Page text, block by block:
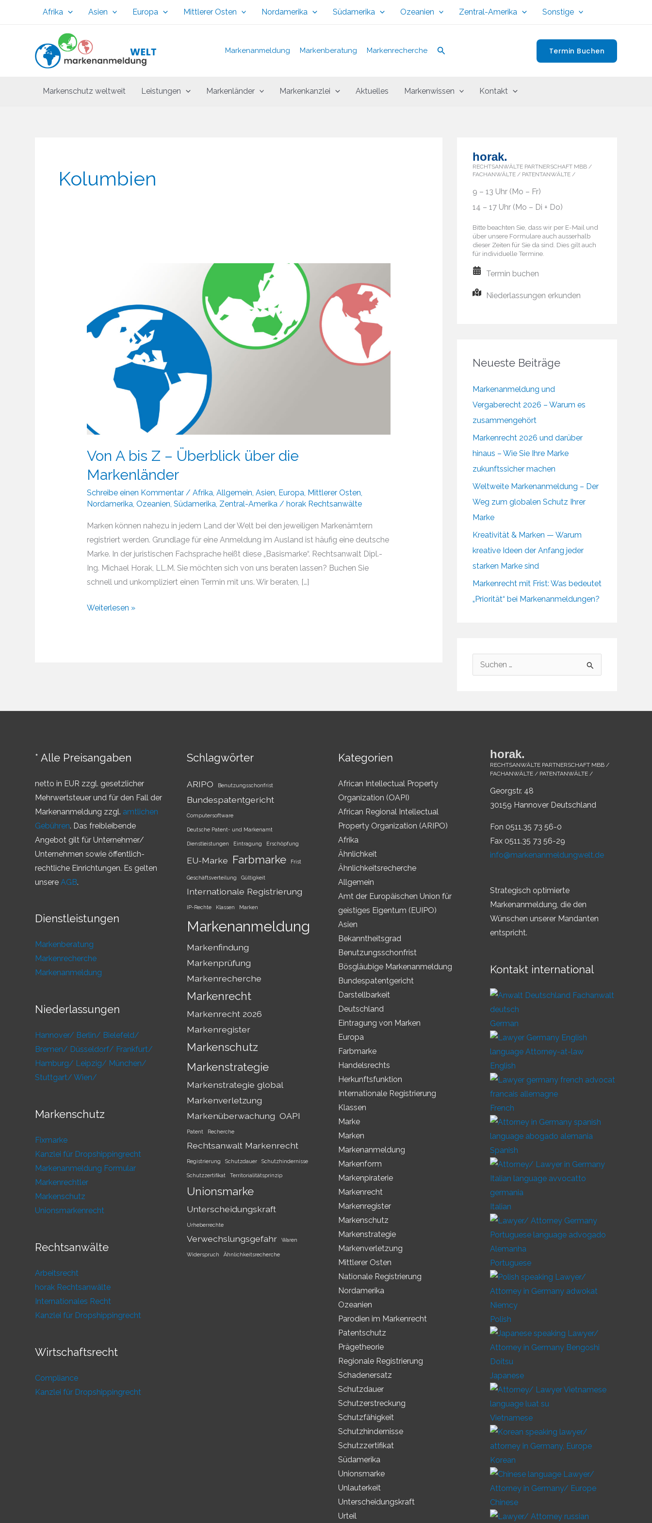
Afrika Asien Europa Mittlerer Osten Nordamerika Südamerika Ozeanien Zentral-Amerika Sonstige
Markenanmeldung Markenberatung Markenrecherche Suchen Termin Buchen
Markenschutz weltweit Leistungen Markenländer Markenkanzlei Aktuelles Markenwissen Kontakt
Kolumbien
Von A bis Z – Überblick über die
Markenländer
Schreibe einen Kommentar / Afrika, Allgemein, Asien, Europa, Mittlerer Osten,
Nordamerika, Ozeanien, Südamerika, Zentral-Amerika/ horak Rechtsanwälte
Marken können nahezu in jedem Land der Welt bei den jeweiligen Markenämtern
registriert werden. Grundlage für eine Anmeldung im Ausland ist häufig eine deutsche
Marke. In der juristischen Fachsprache heißt diese „Basismarke“. Rechtsanwalt Dipl.-
Ing. Michael Horak, LL.M. Sie möchten sich von uns beraten lassen? Buchen Sie
schnell und unkompliziert einen Termin mit uns. Wir beraten, […]
Von
Weiterlesen »
horak.
RECHTSANWÄLTE PARTNERSCHAFT MBB /
FACHANWÄLTE / PATENTANWÄLTE /
9 – 13 Uhr (Mo – Fr)
14 – 17 Uhr (Mo – Di + Do)
Bitte beachten Sie, dass wir per E-Mail und
über unsere Formulare auch ausserhalb
dieser Zeiten für Sie da sind. Dies gilt auch
für individuelle Termine.
Termin buchen
Niederlassungen erkunden
Neueste Beiträge
Markenanmeldung und
Vergaberecht 2026 – Warum es
zusammengehört
Markenrecht 2026 und darüber
hinaus – Wie Sie Ihre Marke
zukunftssicher machen
Weltweite Markenanmeldung – Der
Weg zum globalen Schutz Ihrer
Marke
Kreativität & Marken — Warum
kreative Ideen der Anfang jeder
starken Marke sind
Markenrecht mit Frist: Was bedeutet
„Priorität“ bei Markenanmeldungen?
u
* Alle Preisangaben
netto in EUR zzgl. gesetzlicher
Mehrwertsteuer und für den Fall der
Markenanmeldung zzgl. amtlichen
Gebühren. Das freibleibende
Angebot gilt für Unternehmer/
Unternehmen sowie öffentlich-
rechtliche Einrichtungen. Es gelten
unsere AGB.
Dienstleistungen
Markenberatung
Markenrecherche
Markenanmeldung
Niederlassungen
Hannover/ Berlin/ Bielefeld/
Bremen/ Düsseldorf/ Frankfurt/
Hamburg/ Leipzig/ München/
Stuttgart/ Wien/
Markenschutz
Fixmarke
Kanzlei für Dropshippingrecht
Markenanmeldung Formular
Markenrechtler
Markenschutz
Unionsmarkenrecht
Rechtsanwälte
Arbeitsrecht
horak Rechtsanwälte
Internationales Recht
Kanzlei für Dropshippingrecht
Wirtschaftsrecht
Compliance
Kanzlei für Dropshippingrecht
Schlagwörter
ARIPO Benutzungsschonfrist
Bundespatentgericht
Computersoftware
Deutsche Patent- und Markenamt
Dienstleistungen Eintragung Erschöpfung
EU-Marke Farbmarke Frist
Geschäftsverteilung Gültigkeit
Internationale Registrierung
IP-Rechte Klassen Marken
Markenanmeldung
Markenfindung
Markenprüfung
Markenrecherche
Markenrecht
Markenrecht 2026
Markenregister
Markenschutz
Markenstrategie
Markenstrategie global
Markenverletzung
Markenüberwachung OAPI
Patent Recherche
Rechtsanwalt Markenrecht
Registrierung Schutzdauer Schutzhindernisse
Schutzzertifikat Territorialitätsprinzip
Unionsmarke
Unterscheidungskraft
Urheberrechte
Verwechslungsgefahr Waren
Widerspruch Ähnlichkeitsrecherche
Kategorien
African Intellectual Property
Organization (OAPI)
African Regional Intellectual
Property Organization (ARIPO)
Afrika
Ähnlichkeit
Ähnlichkeitsrecherche
Allgemein
Amt der Europäischen Union für
geistiges Eigentum (EUIPO)
Asien
Bekanntheitsgrad
Benutzungsschonfrist
Bösgläubige Markenanmeldung
Bundespatentgericht
Darstellbarkeit
Deutschland
Eintragung von Marken
Europa
Farbmarke
Handelsrechts
Herkunftsfunktion
Internationale Registrierung
Klassen
Marke
Marken
Markenanmeldung
Markenform
Markenpiraterie
Markenrecht
Markenregister
Markenschutz
Markenstrategie
Markenverletzung
Mittlerer Osten
Nationale Registrierung
Nordamerika
Ozeanien
Parodien im Markenrecht
Patentschutz
Prägetheorie
Regionale Registrierung
Schadenersatz
Schutzdauer
Schutzerstreckung
Schutzfähigkeit
Schutzhindernisse
Schutzzertifikat
Südamerika
Unionsmarke
Unlauterkeit
Unterscheidungskraft
Urteil
horak.
RECHTSANWÄLTE PARTNERSCHAFT MBB /
FACHANWÄLTE / PATENTANWÄLTE /
Georgstr. 48
30159 Hannover Deutschland
Fon 0511.35 73 56-0
Fax 0511.35 73 56-29
info@markenanmeldungwelt.de
Strategisch optimierte
Markenanmeldung, die den
Wünschen unserer Mandanten
entspricht.
Kontakt international
German
English
French
Spanish
Italian
Portuguese
Polish
Japanese
Vietnamese
Korean
Chinese